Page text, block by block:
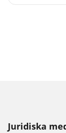
Juridiska